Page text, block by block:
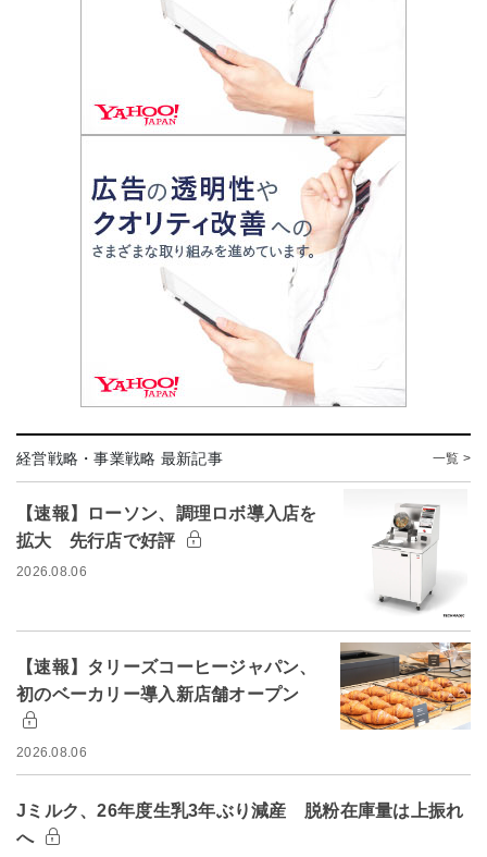
経営戦略・事業戦略 最新記事 一覧 >
【速報】ローソン、調理ロボ導入店を
拡大 先行店で好評
2026.08.06
【速報】タリーズコーヒージャパン、
初のベーカリー導入新店舗オープン
2026.08.06
Jミルク、26年度生乳3年ぶり減産 脱粉在庫量は上振れ
へ